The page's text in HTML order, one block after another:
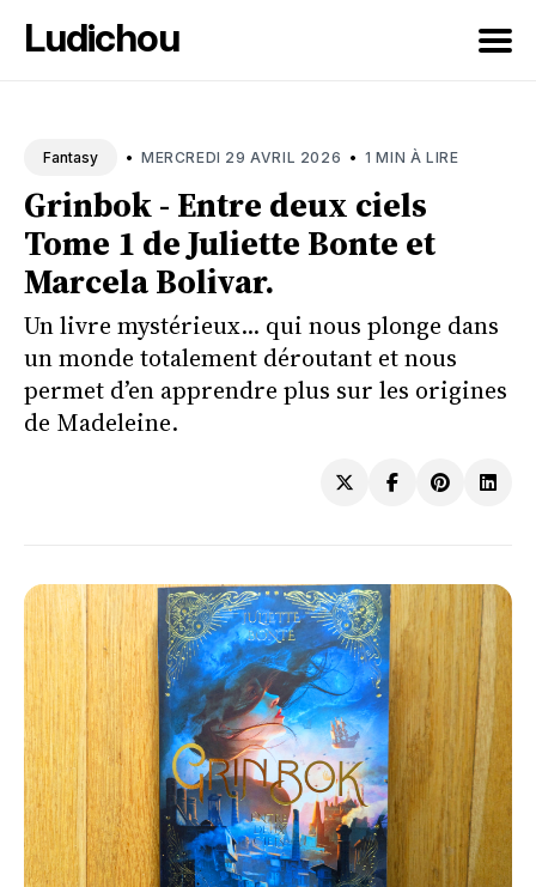
Ludichou
blog
Fantasy • MERCREDI 29 AVRIL 2026 • 1 MIN À LIRE
Grinbok - Entre deux ciels
Tome 1 de Juliette Bonte et
Marcela Bolivar.
Un livre mystérieux... qui nous plonge dans
un monde totalement déroutant et nous
permet d’en apprendre plus sur les origines
de Madeleine.